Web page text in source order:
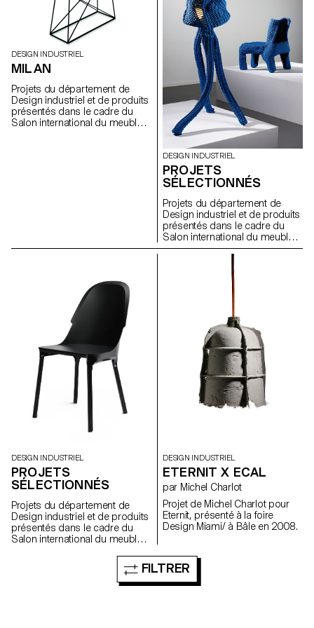
DESIGN INDUSTRIEL
MILAN
Projets du département de
Design industriel et de produits
présentés dans le cadre du
Salon international du meuble
DESIGN INDUSTRIEL
PROJETS
SÉLECTIONNÉS
Projets du département de
Design industriel et de produits
présentés dans le cadre du
Salon international du meuble
de Milan 2009
DESIGN INDUSTRIEL
PROJETS
SÉLECTIONNÉS
Projets du département de
Design industriel et de produits
présentés dans le cadre du
Salon international du meuble
DESIGN INDUSTRIEL
ETERNIT X ECAL
par Michel Charlot
Projet de Michel Charlot pour
Eternit, présenté à la foire
Design Miami/ à Bâle en 2008.
FILTRER